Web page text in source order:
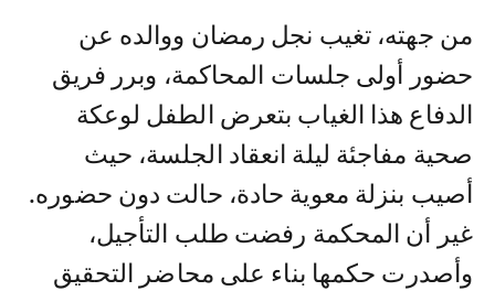
من جهته، تغيب نجل رمضان ووالده عن
حضور أولى جلسات المحاكمة، وبرر فريق
الدفاع هذا الغياب بتعرض الطفل لوعكة
صحية مفاجئة ليلة انعقاد الجلسة، حيث
أصيب بنزلة معوية حادة، حالت دون حضوره.
غير أن المحكمة رفضت طلب التأجيل،
وأصدرت حكمها بناء على محاضر التحقيق